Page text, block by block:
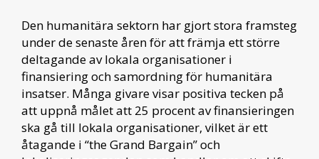
Den humanitära sektorn har gjort stora framsteg
under de senaste åren för att främja ett större
deltagande av lokala organisationer i
finansiering och samordning för humanitära
insatser. Många givare visar positiva tecken på
att uppnå målet att 25 procent av finansieringen
ska gå till lokala organisationer, vilket är ett
åtagande i “the Grand Bargain” och